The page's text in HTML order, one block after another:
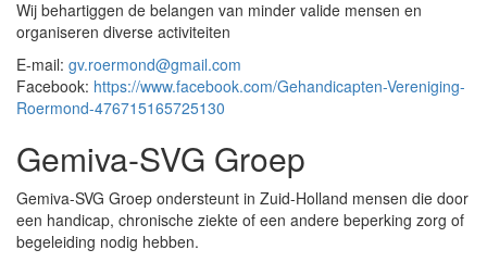
Wij behartiggen de belangen van minder valide mensen en
organiseren diverse activiteiten
E-mail: gv.roermond@gmail.com
Facebook: https://www.facebook.com/Gehandicapten-Vereniging-
Roermond-476715165725130
Gemiva-SVG Groep
Gemiva-SVG Groep ondersteunt in Zuid-Holland mensen die door
een handicap, chronische ziekte of een andere beperking zorg of
begeleiding nodig hebben.